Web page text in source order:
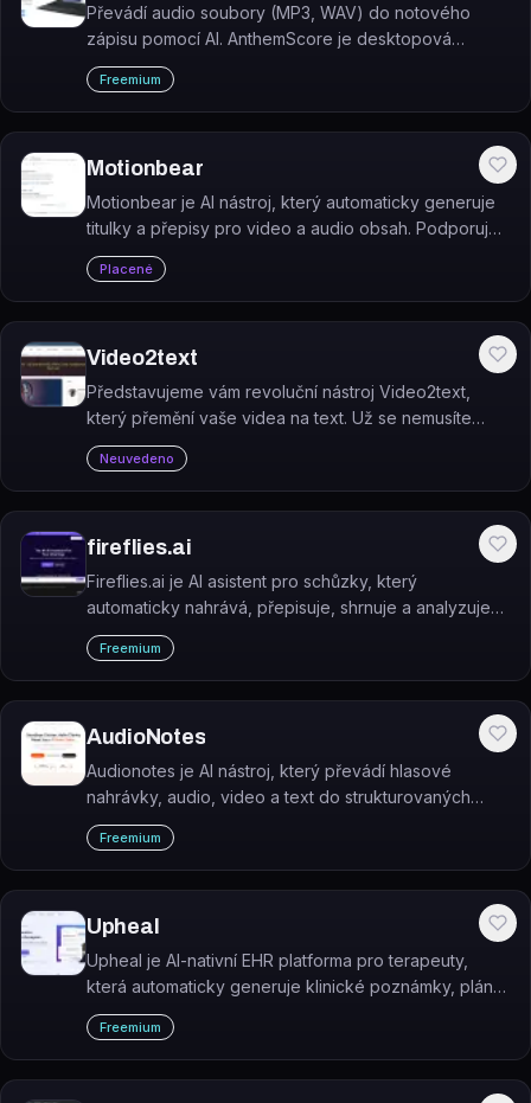
Převádí audio soubory (MP3, WAV) do notového
zápisu pomocí AI. AnthemScore je desktopová
aplikace pro automatický přepis hudby s možností
editace not, taktů a nástrojových partů.
Freemium
Motionbear
Motionbear je AI nástroj, který automaticky generuje
titulky a přepisy pro video a audio obsah. Podporuje
překlad do desítek jazyků a export ve standardních
formátech.
Placené
Video2text
Představujeme vám revoluční nástroj Video2text,
který přemění vaše videa na text. Už se nemusíte
trápit s ručním přepisováním, náš inteligentní software
to udělá za vás. A co je nejlepší?
Neuvedeno
fireflies.ai
Fireflies.ai je AI asistent pro schůzky, který
automaticky nahrává, přepisuje, shrnuje a analyzuje
týmové konverzace.
Freemium
AudioNotes
Audionotes je AI nástroj, který převádí hlasové
nahrávky, audio, video a text do strukturovaných
poznámek. Funguje na iOS, Androidu, webu i Macu.
Freemium
Upheal
Upheal je AI-nativní EHR platforma pro terapeuty,
která automaticky generuje klinické poznámky, plány
léčby a zajišťuje plánování, telehealth i fakturaci z
jednoho místa.
Freemium